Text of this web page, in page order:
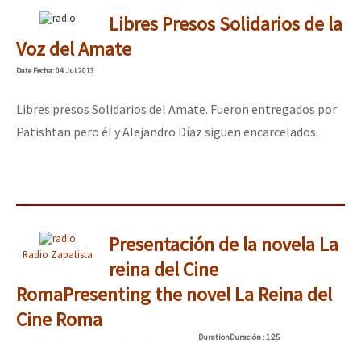
Libres Presos Solidarios de la
Voz del Amate
DateFecha: 04 Jul 2013
Libres presos Solidarios del Amate. Fueron entregados por
Patishtan pero él y Alejandro Díaz siguen encarcelados.
Radio Zapatista
Presentación de la novela La
reina del Cine
RomaPresenting the novel La Reina del
Cine Roma
DurationDuración: 1:25